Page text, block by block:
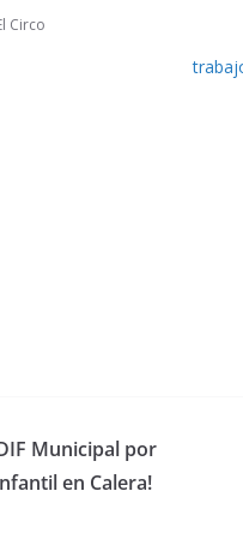
Circo
Municipal por
en Calera!